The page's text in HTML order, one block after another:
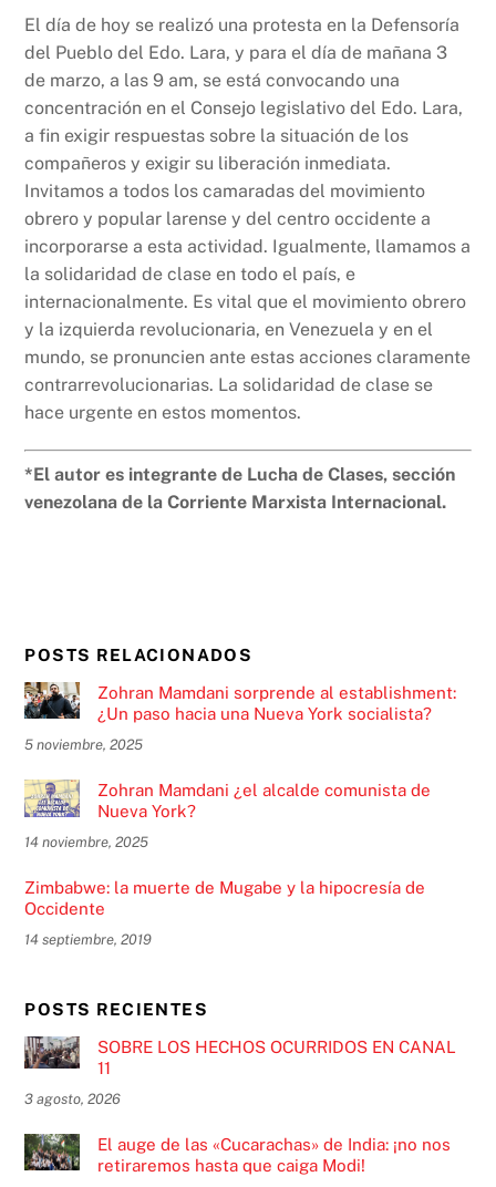
El día de hoy se realizó una protesta en la Defensoría
del Pueblo del Edo. Lara, y para el día de mañana 3
de marzo, a las 9 am, se está convocando una
concentración en el Consejo legislativo del Edo. Lara,
a fin exigir respuestas sobre la situación de los
compañeros y exigir su liberación inmediata.
Invitamos a todos los camaradas del movimiento
obrero y popular larense y del centro occidente a
incorporarse a esta actividad. Igualmente, llamamos a
la solidaridad de clase en todo el país, e
internacionalmente. Es vital que el movimiento obrero
y la izquierda revolucionaria, en Venezuela y en el
mundo, se pronuncien ante estas acciones claramente
contrarrevolucionarias. La solidaridad de clase se
hace urgente en estos momentos.
*El autor es integrante de Lucha de Clases, sección
venezolana de la Corriente Marxista Internacional.
POSTS RELACIONADOS
Zohran Mamdani sorprende al establishment:
¿Un paso hacia una Nueva York socialista?
5 noviembre, 2025
Zohran Mamdani ¿el alcalde comunista de
Nueva York?
14 noviembre, 2025
Zimbabwe: la muerte de Mugabe y la hipocresía de
Occidente
14 septiembre, 2019
POSTS RECIENTES
SOBRE LOS HECHOS OCURRIDOS EN CANAL
11
3 agosto, 2026
El auge de las «Cucarachas» de India: ¡no nos
retiraremos hasta que caiga Modi!